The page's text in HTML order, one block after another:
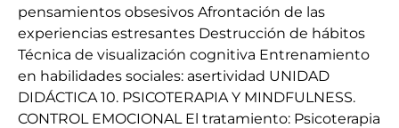
pensamientos obsesivos Afrontación de las
experiencias estresantes Destrucción de hábitos
Técnica de visualización cognitiva Entrenamiento
en habilidades sociales: asertividad UNIDAD
DIDÁCTICA 10. PSICOTERAPIA Y MINDFULNESS.
CONTROL EMOCIONAL El tratamiento: Psicoterapia